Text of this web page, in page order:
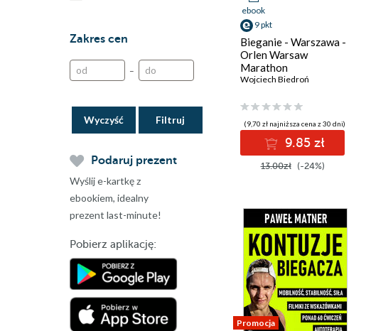
Zakres cen
–
Wyczyść
Podaruj prezent
Wyślij e-kartkę z
ebookiem, idealny
prezent last-minute!
Pobierz aplikację:
ebook
9 pkt
Bieganie - Warszawa -
Orlen Warsaw
Marathon
Wojciech Biedroń
(9,70 zł najniższa cena z 30 dni)
9.85 zł
13.00zł (-24%)
Promocja